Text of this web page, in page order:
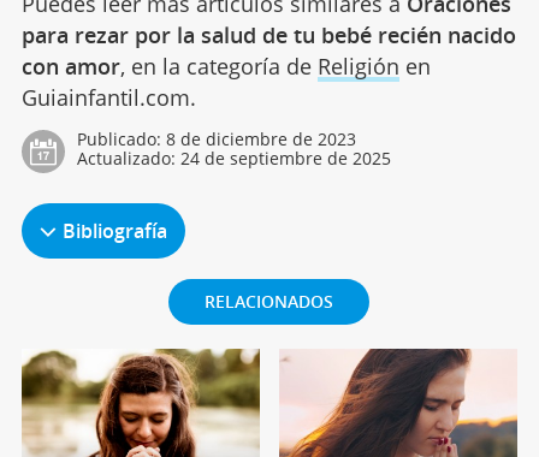
para rezar por la salud de tu bebé recién nacido
con amor, en la categoría de Religión en
Guiainfantil.com.
Publicado: 8 de diciembre de 2023
Actualizado: 24 de septiembre de 2025
Bibliografía
RELACIONADOS